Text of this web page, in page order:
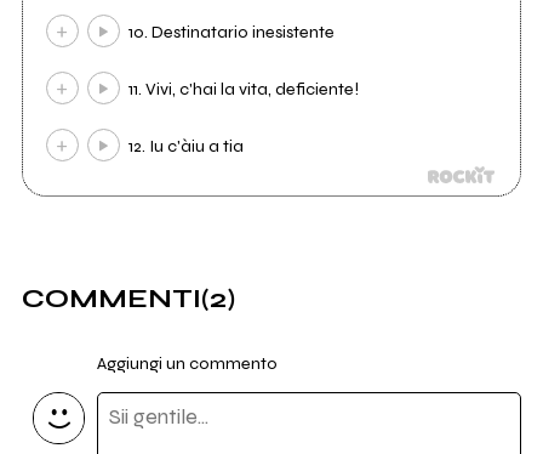
10. Destinatario inesistente
11. Vivi, c'hai la vita, deficiente!
12. Iu c'àiu a tia
COMMENTI(2)
Aggiungi un commento